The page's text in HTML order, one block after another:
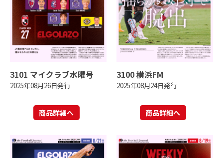
3101 マイクラブ水曜号
2025年08月26日発行
商品詳細へ
3100 横浜FM
2025年08月24日発行
商品詳細へ